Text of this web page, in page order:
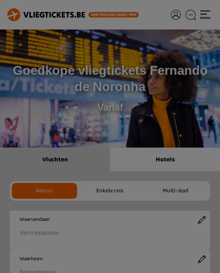
Goedkope vliegtickets Fernando
de Noronha
Vanaf